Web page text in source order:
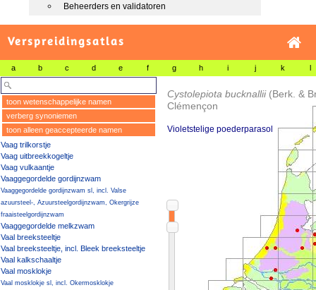
Beheerders en validatoren
Verspreidingsatlas
a b c d e f g h i j k l
toon wetenschappelijke namen
verberg synoniemen
toon alleen geaccepteerde namen
Vaag trilkorstje
Vaag uitbreekkogeltje
Vaag vulkaantje
Vaaggegordelde gordijnzwam
Vaaggegordelde gordijnzwam sl, incl. Valse
azuursteel-, Azuursteelgordijnzwam, Okergrijze
fraaisteelgordijnzwam
Vaaggegordelde melkzwam
Vaal breeksteeltje
Vaal breeksteeltje, incl. Bleek breeksteeltje
Vaal kalkschaaltje
Vaal mosklokje
Vaal mosklokje sl, incl. Okermosklokje
Cystolepiota bucknallii (Berk. &
Clémençon
Violetstelige poederparasol